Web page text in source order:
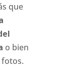
que
o bien